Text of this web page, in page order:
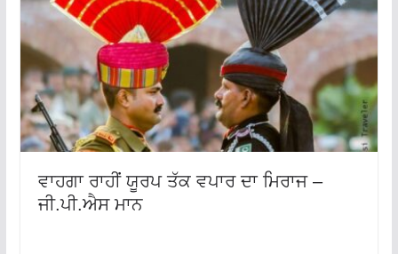
ਵਾਹਗਾ ਰਾਹੀਂ ਯੂਰਪ ਤੱਕ ਵਪਾਰ ਦਾ ਮਿਰਾਜ –
ਜੀ.ਪੀ.ਐਸ ਮਾਨ